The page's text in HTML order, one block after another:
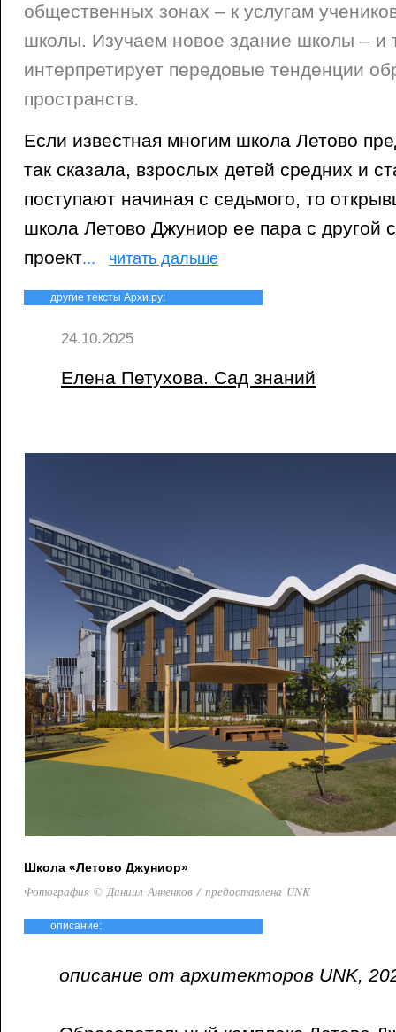
общественных зонах – к услугам
школы. Изучаем новое здание школы – и
интерпретирует передовые тенденции
пространств.
Если известная многим школа Летово
так сказала, взрослых детей средних и
поступают начиная с седьмого, то
школа Летово Джуниор ее пара с другой
проект... читать дальше
другие тексты Архи.ру:
24.10.2025
Елена Петухова. Сад знаний
Школа «Летово Джуниор»
Фотография © Даниил Анненков / предоставлена UNK
описание:
описание от архитекторов UNK,